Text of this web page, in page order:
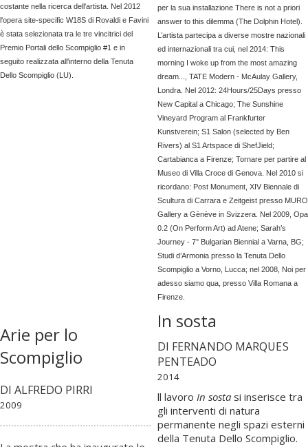
costante nella ricerca dell'artista. Nel 2012
l'opera site-specific W18S di Rovaldi e Favini
è stata selezionata tra le tre vincitrici del
Premio Portali dello Scompiglio #1 e in
seguito realizzata all'interno della Tenuta
Dello Scompiglio (LU).
per la sua installazione There is not a priori
answer to this dilemma (The Dolphin Hotel).
L’artista partecipa a diverse mostre nazionali
ed internazionali tra cui, nel 2014: This
morning I woke up from the most amazing
dream..., TATE Modern - McAulay Gallery,
Londra. Nel 2012: 24Hours/25Days presso
New Capital a Chicago; The Sunshine
Vineyard Program al Frankfurter
Kunstverein; S1 Salon (selected by Ben
Rivers) al S1 Artspace di ShefJield;
Cartabianca a Firenze; Tornare per partire al
Museo di Villa Croce di Genova. Nel 2010 si
ricordano: Post Monument, XIV Biennale di
Scultura di Carrara e Zeitgeist presso MURO
Gallery a Gènève in Svizzera. Nel 2009, Opa
0.2 (On Perform Art) ad Atene; Sarah’s
Journey - 7° Bulgarian Biennial a Varna, BG;
Studi d’Armonia presso la Tenuta Dello
Scompiglio a Vorno, Lucca; nel 2008, Noi per
adesso siamo qua, presso Villa Romana a
Firenze.
Arie per lo
Scompiglio
DI ALFREDO PIRRI
2009
In sosta
DI FERNANDO MARQUES
PENTEADO
2014
ll lavoro In sostasi inserisce tra
gli interventi di natura
permanente negli spazi esterni
della Tenuta Dello Scompiglio.